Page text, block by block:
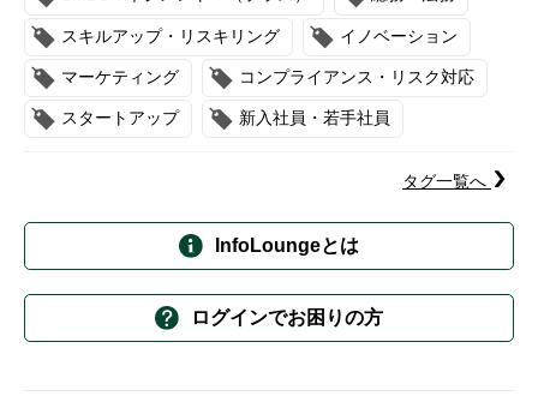
スキルアップ・リスキリング イノベーション
マーケティング コンプライアンス・リスク対応
スタートアップ 新入社員・若手社員
タグ一覧へ
InfoLoungeとは
ログインでお困りの方